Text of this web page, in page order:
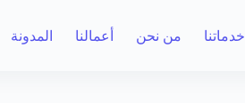
خدماتنا من نحن أعمالنا المدونة